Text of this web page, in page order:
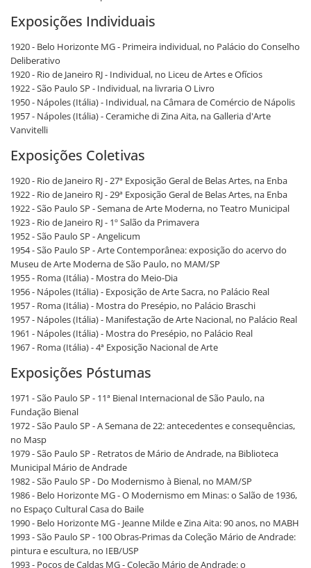
Exposições Individuais
1920 - Belo Horizonte MG - Primeira individual, no Palácio do Conselho
Deliberativo
1920 - Rio de Janeiro RJ - Individual, no Liceu de Artes e Ofícios
1922 - São Paulo SP - Individual, na livraria O Livro
1950 - Nápoles (Itália) - Individual, na Câmara de Comércio de Nápolis
1957 - Nápoles (Itália) - Ceramiche di Zina Aita, na Galleria d'Arte
Vanvitelli
Exposições Coletivas
1920 - Rio de Janeiro RJ - 27ª Exposição Geral de Belas Artes, na Enba
1922 - Rio de Janeiro RJ - 29ª Exposição Geral de Belas Artes, na Enba
1922 - São Paulo SP - Semana de Arte Moderna, no Teatro Municipal
1923 - Rio de Janeiro RJ - 1º Salão da Primavera
1952 - São Paulo SP - Angelicum
1954 - São Paulo SP - Arte Contemporânea: exposição do acervo do
Museu de Arte Moderna de São Paulo, no MAM/SP
1955 - Roma (Itália) - Mostra do Meio-Dia
1956 - Nápoles (Itália) - Exposição de Arte Sacra, no Palácio Real
1957 - Roma (Itália) - Mostra do Presépio, no Palácio Braschi
1957 - Nápoles (Itália) - Manifestação de Arte Nacional, no Palácio Real
1961 - Nápoles (Itália) - Mostra do Presépio, no Palácio Real
1967 - Roma (Itália) - 4ª Exposição Nacional de Arte
Exposições Póstumas
1971 - São Paulo SP - 11ª Bienal Internacional de São Paulo, na
Fundação Bienal
1972 - São Paulo SP - A Semana de 22: antecedentes e consequências,
no Masp
1979 - São Paulo SP - Retratos de Mário de Andrade, na Biblioteca
Municipal Mário de Andrade
1982 - São Paulo SP - Do Modernismo à Bienal, no MAM/SP
1986 - Belo Horizonte MG - O Modernismo em Minas: o Salão de 1936,
no Espaço Cultural Casa do Baile
1990 - Belo Horizonte MG - Jeanne Milde e Zina Aita: 90 anos, no MABH
1993 - São Paulo SP - 100 Obras-Primas da Coleção Mário de Andrade:
pintura e escultura, no IEB/USP
1993 - Poços de Caldas MG - Coleção Mário de Andrade: o